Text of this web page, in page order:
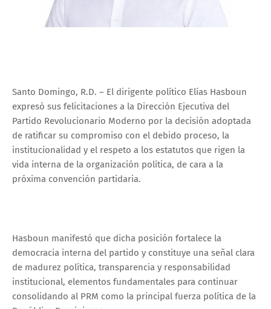
Santo Domingo, R.D. – El dirigente político Elías Hasboun
expresó sus felicitaciones a la Dirección Ejecutiva del
Partido Revolucionario Moderno por la decisión adoptada
de ratificar su compromiso con el debido proceso, la
institucionalidad y el respeto a los estatutos que rigen la
vida interna de la organización política, de cara a la
próxima convención partidaria.
Hasboun manifestó que dicha posición fortalece la
democracia interna del partido y constituye una señal clara
de madurez política, transparencia y responsabilidad
institucional, elementos fundamentales para continuar
consolidando al PRM como la principal fuerza política de la